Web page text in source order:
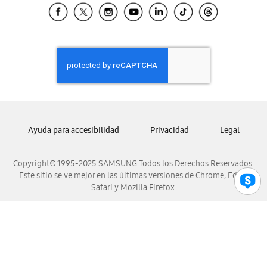
Samsung El Salvador
Samsung Honduras
Samsung Nicaragua
Samsung Panamá
Samsung Venezuela
Copyright© 1995-2025 SAMSUNG Todos los Derechos Reservados.
Este sitio se ve mejor en las últimas versiones de Chrome, Edge,
Safari y Mozilla Firefox.
Ayuda para accesibilidad Privacidad Legal